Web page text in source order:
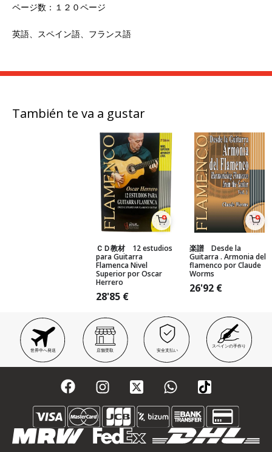
ページ数：１２０ページ
英語、スペイン語、フランス語
También te va a gustar
ＣＤ教材 12 estudios
para Guitarra
Flamenca Nivel
Superior por Oscar
Herrero
28'85 €
楽譜 Desde la
Guitarra . Armonia del
flamenco por Claude
Worms
26'92 €
世界中へ発送 店舗受取 安全支払い
スペインの手作り